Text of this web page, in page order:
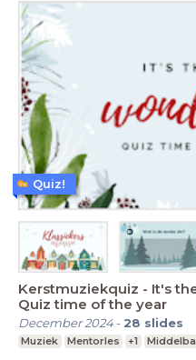
Kerstmuziekquiz - It's
Quiz time of the year
December 2024- 28 slides
Muziek Mentorles +1
Quiz!